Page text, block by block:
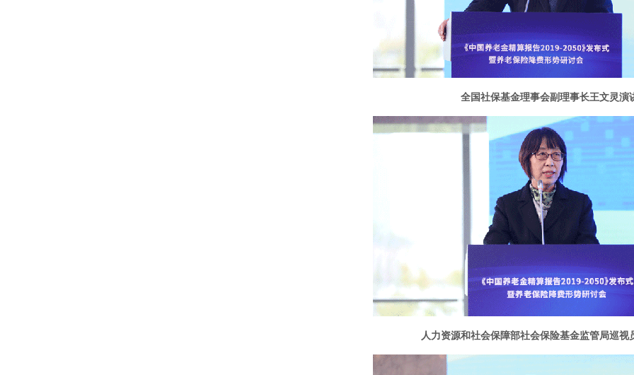
全国社保基金理事会副理事长王文灵演
人力资源和社会保障部社会保险基金监管局巡视